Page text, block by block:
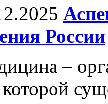
России
–